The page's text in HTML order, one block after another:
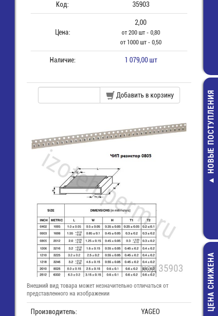
SMBJ10CA
7,00 руб.
НОВЫЕ ПОСТУПЛЕНИЯ
ЦЕНА СНИЖЕНА
Код: 35903
Цена:
2,00
от 200 шт - 0,80
от 1000 шт - 0,50
Наличие: 1 079,00 шт
Добавить в корзину
Внешний вид товара может незначительно отличаться от
представленного на изображении
Производитель: YAGEO